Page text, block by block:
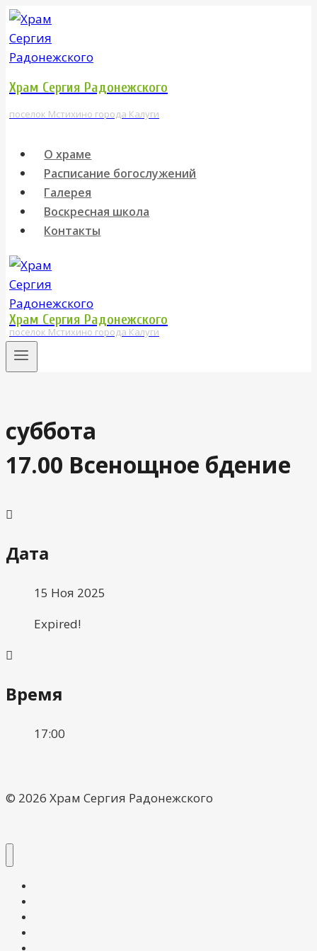
Перейти
к
содержимому
Храм Сергия Радонежского
поселок Мстихино города Калуги
О храме
Расписание богослужений
Галерея
Воскресная школа
Контакты
Храм Сергия Радонежского
поселок Мстихино города Калуги
суббота
17.00 Всенощное бдение
Дата
15 Ноя 2025
Expired!
Время
17:00
© 2026 Храм Сергия Радонежского